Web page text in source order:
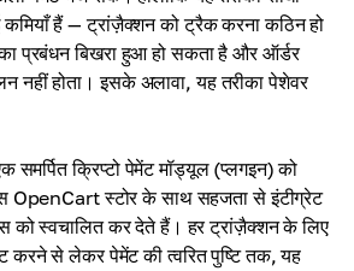
हैं — ट्रांज़ैक्शन को ट्रैक करना कठिन हो
प्रबंधन बिखरा हुआ हो सकता है और ऑर्डर
नहीं होता। इसके अलावा, यह तरीका पेशेवर
समर्पित क्रिप्टो पेमेंट मॉड्यूल (प्लगइन) को
OpenCart स्टोर के साथ सहजता से इंटीग्रेट
को स्वचालित कर देते हैं। हर ट्रांज़ैक्शन के लिए
करने से लेकर पेमेंट की त्वरित पुष्टि तक, यह